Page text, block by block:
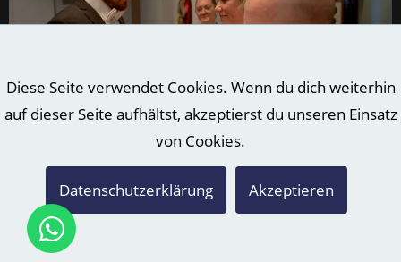
Diese Seite verwendet Cookies. Wenn du dich weiterhin
auf dieser Seite aufhältst, akzeptierst du unseren Einsatz
von Cookies.
Datenschutzerklärung Akzeptieren